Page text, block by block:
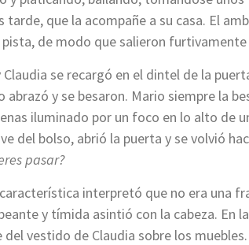
tarde, que la acompañe a su casa. El
de modo que salieron
se recargó en el dintel de la
y se besaron. Mario siempre la
iluminado por un foco en lo alto de
del bolso, abrió la puerta y se volvió
pasar?
interpretó que no era una
y tímida asintió con la cabeza. En
del vestido de Claudia sobre los